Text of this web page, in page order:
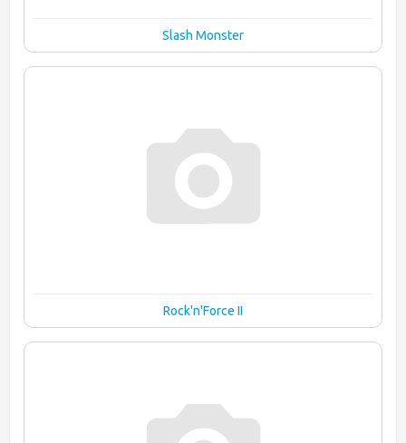
Slash Monster
Rock'n'Force II